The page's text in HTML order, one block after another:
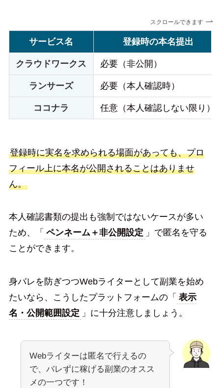
スクロールできます
サービス名 登録時の本名提出
クラウドワークス 必要（非公開）
ランサーズ 必要（本人確認時）
ココナラ 任意（本人確認しない限り）
登録時に実名を求められる場面があっても、プロ
フィール上に本名が公開されることはありませ
ん。
本人確認書類の提出も強制ではないケースが多い
ため、「 ペンネーム＋非公開設定 」で匿名を守る
ことができます。
身バレを防ぎつつWebライターとして副業を始め
たいなら、こうしたプラットフォームの「 表示
名・公開範囲設定 」に十分注意しましょう。
Webライターは匿名で行えるの
で、バレずに稼げる副業のオスス
メの一つです！